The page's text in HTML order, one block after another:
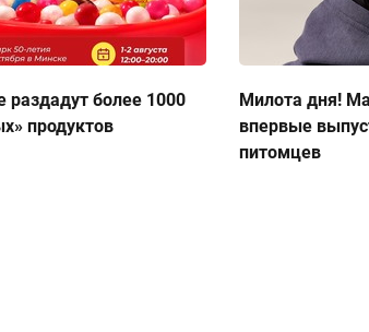
раздадут более 1000
продуктов
Милота дня!
впервые
питомцев